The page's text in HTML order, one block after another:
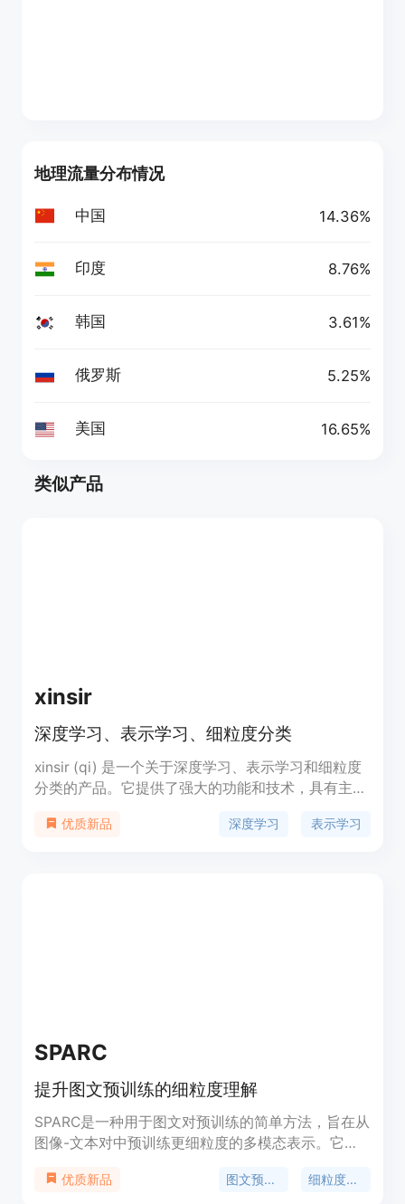
地理流量分布情况
中国 14.36%
印度 8.76%
韩国 3.61%
俄罗斯 5.25%
美国 16.65%
类似产品
xinsir
深度学习、表示学习、细粒度分类
xinsir (qi) 是一个关于深度学习、表示学习和细粒度
分类的产品。它提供了强大的功能和技术，具有主要
优质新品 深度学习 表示学习
SPARC
提升图文预训练的细粒度理解
SPARC是一种用于图文对预训练的简单方法，旨在从
图像-文本对中预训练更细粒度的多模态表示。它利
通过对比细粒度的序列损失和全局图像与文本嵌入之
优质新品 图文预训练 细粒度理解